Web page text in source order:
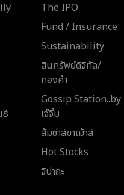
ธ์
The IPO
Fund / Insurance
Sustainability
สินทรัพย์ดิจิทัล/
ทองคำ
Gossip Station..by
เจ๊จิ๋ม
ส้มซ่าส์ขาเม้าส์
Hot Stocks
จิปาถะ